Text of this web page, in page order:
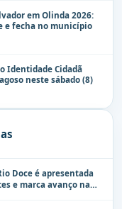
em Olinda 2026:
e fecha no município
Identidade Cidadã
neste sábado (8)
Doce é apresentada
e marca avanço na